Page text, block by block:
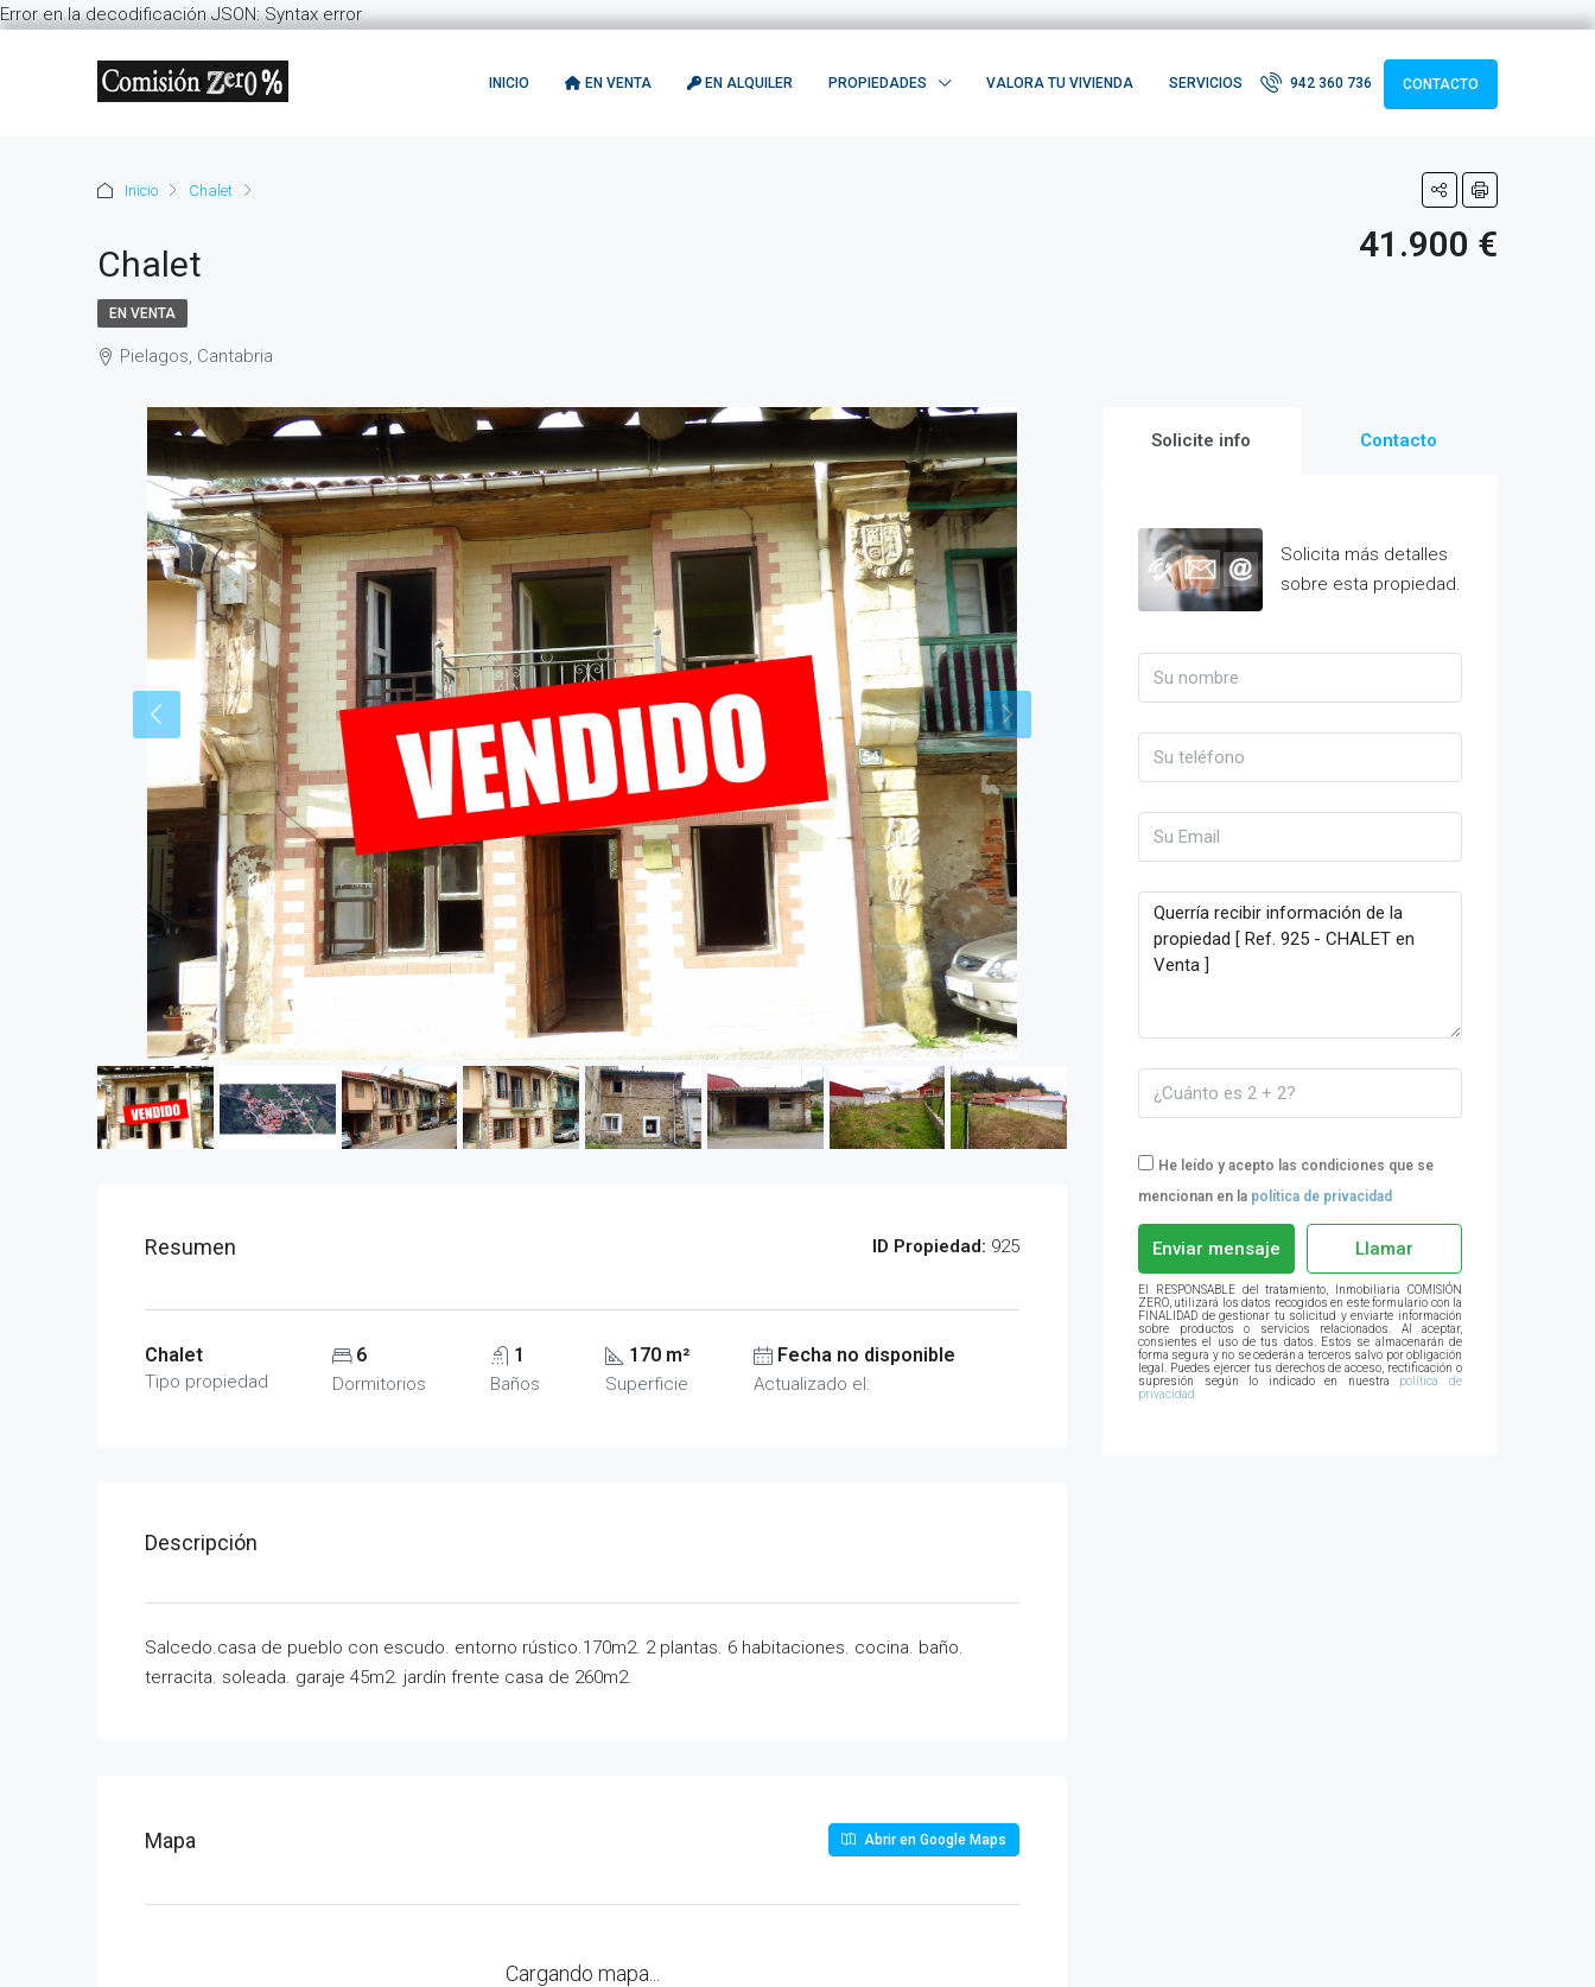
Error en la decodificación JSON: Syntax error
INICIO EN VENTA EN ALQUILER PROPIEDADES VALORA TU VIVIENDA SERVICIOS 942 360 736 CONTACTO
Inicio Chalet
Chalet 41.900 €
EN VENTA
Pielagos, Cantabria
Resumen ID Propiedad: 925
Chalet
Tipo propiedad
6
Dormitorios
1
Baños
170 m²
Superficie
Fecha no disponible
Actualizado el:
Descripción
Salcedo.casa de pueblo con escudo. entorno rústico.170m2. 2 plantas. 6 habitaciones. cocina. baño.
terracita. soleada. garaje 45m2. jardín frente casa de 260m2.
Mapa Abrir en Google Maps
Cargando mapa...
Solicite info Contacto
Solicita más detalles
sobre esta propiedad.
He leído y acepto las condiciones que se
mencionan en la política de privacidad
Enviar mensaje Llamar
El RESPONSABLE del tratamiento, Inmobiliaria COMISIÓN
ZERO, utilizará los datos recogidos en este formulario con la
FINALIDAD de gestionar tu solicitud y enviarte información
sobre productos o servicios relacionados. Al aceptar,
consientes el uso de tus datos. Estos se almacenarán de
forma segura y no se cederán a terceros salvo por obligación
legal. Puedes ejercer tus derechos de acceso, rectificación o
supresión según lo indicado en nuestra política de
privacidad